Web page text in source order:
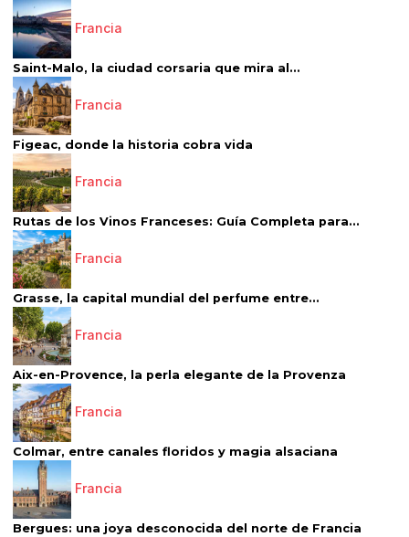
Francia
Saint-Malo, la ciudad corsaria que mira al...
Francia
Figeac, donde la historia cobra vida
Francia
Rutas de los Vinos Franceses: Guía Completa para...
Francia
Grasse, la capital mundial del perfume entre...
Francia
Aix-en-Provence, la perla elegante de la Provenza
Francia
Colmar, entre canales floridos y magia alsaciana
Francia
Bergues: una joya desconocida del norte de Francia